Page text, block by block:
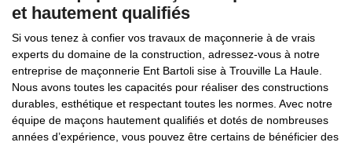
et hautement qualifiés
Si vous tenez à confier vos travaux de maçonnerie à de vrais
experts du domaine de la construction, adressez-vous à notre
entreprise de maçonnerie Ent Bartoli sise à Trouville La Haule.
Nous avons toutes les capacités pour réaliser des constructions
durables, esthétique et respectant toutes les normes. Avec notre
équipe de maçons hautement qualifiés et dotés de nombreuses
années d’expérience, vous pouvez être certains de bénéficier des